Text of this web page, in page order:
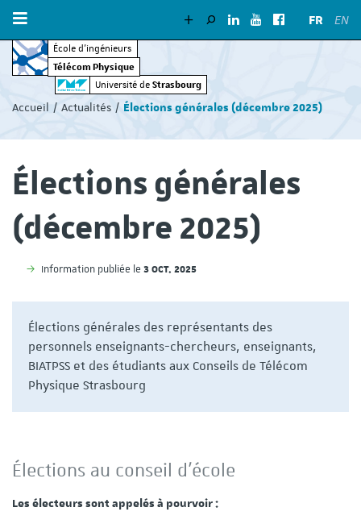
École d’ingénieurs
Télécom Physique
Université de Strasbourg
FR EN
êtes
Accueil Actualités Élections générales (décembre 2025)
Élections générales
(décembre 2025)
Information publiée le 3 OCT. 2025
Élections générales des représentants des
personnels enseignants-chercheurs, enseignants,
BIATPSS et des étudiants aux Conseils de Télécom
Physique Strasbourg
Élections au conseil d’école
Les électeurs sont appelés à pourvoir :